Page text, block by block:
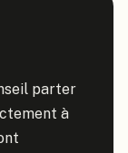
parter
à